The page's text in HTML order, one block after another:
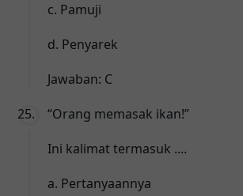
c. Pamuji
d. Penyarek
Jawaban: C
“Orang memasak ikan!”
Ini kalimat termasuk ....
a. Pertanyaannya